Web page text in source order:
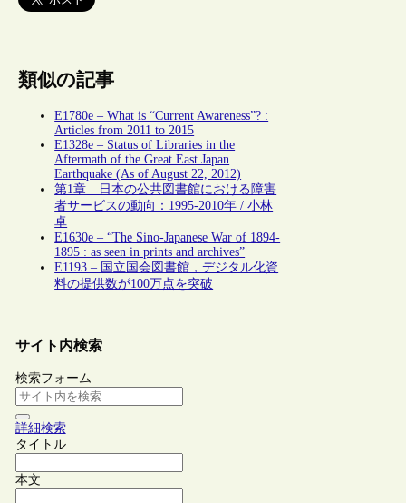
類似の記事
E1780e – What is “Current Awareness”? :
Articles from 2011 to 2015
E1328e – Status of Libraries in the
Aftermath of the Great East Japan
Earthquake (As of August 22, 2012)
第1章 日本の公共図書館における障害
者サービスの動向：1995-2010年 / 小林
卓
E1630e – “The Sino-Japanese War of 1894-
1895 : as seen in prints and archives”
E1193 – 国立国会図書館，デジタル化資
料の提供数が100万点を突破
サイト内検索
検索フォーム
詳細検索
タイトル
本文